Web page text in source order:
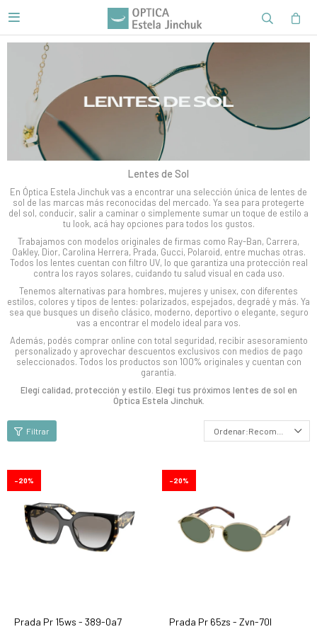

Lentes de Sol
En Óptica Estela Jinchuk vas a encontrar una selección única de lentes de
sol de las marcas más reconocidas del mercado. Ya sea para protegerte
del sol, conducir, salir a caminar o simplemente sumar un toque de estilo a
tu look, acá hay opciones para todos los gustos.
Trabajamos con modelos originales de firmas como Ray-Ban, Carrera,
Oakley, Dior, Carolina Herrera, Prada, Gucci, Polaroid, entre muchas otras.
Todos los lentes cuentan con filtro UV, lo que garantiza una protección real
contra los rayos solares, cuidando tu salud visual en cada uso.
Tenemos alternativas para hombres, mujeres y unisex, con diferentes
estilos, colores y tipos de lentes: polarizados, espejados, degradé y más. Ya
sea que busques un diseño clásico, moderno, deportivo o elegante, seguro
vas a encontrar el modelo ideal para vos.
Además, podés comprar online con total seguridad, recibir asesoramiento
personalizado y aprovechar descuentos exclusivos con medios de pago
seleccionados. Todos los productos son 100% originales y cuentan con
garantía.
Elegí calidad, protección y estilo. Elegí tus próximos lentes de sol en
Óptica Estela Jinchuk.
Recomendados
Prada Pr 15ws - 389-0a7
20
Prada Pr 65zs - Zvn-70l
20